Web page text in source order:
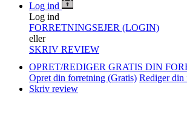
Log ind
Log ind
FORRETNINGSEJER (LOGIN)
eller
SKRIV REVIEW
OPRET/REDIGER GRATIS DIN
Opret din forretning (Gratis) Rediger din
Skriv review